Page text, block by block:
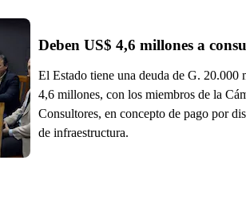
Deben US$ 4,6 millones a
El Estado tiene una deuda de G. 20.000
4,6 millones, con los miembros de la
Consultores, en concepto de pago por
de infraestructura.